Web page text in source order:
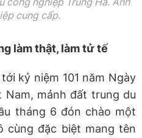
cung cấp.
làm thật, làm tử tế
kỷ niệm 101 năm Ngày
Nam, mảnh đất trung du
tháng 6 đón chào một
cùng đặc biệt mang tên